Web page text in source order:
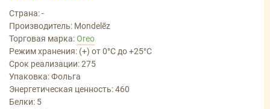
Страна: -
Производитель: Mondelēz
Торговая марка:Oreo
Режим хранения: (+) от 0°С до +25°С
Срок реализации: 275
Упаковка: Фольга
Энергетическая ценность: 460
Белки: 5